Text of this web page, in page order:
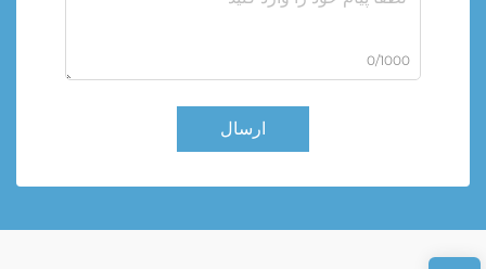
0/1000
ارسال